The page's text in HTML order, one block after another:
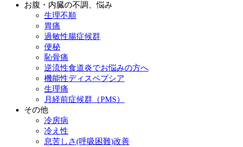
お腹・内臓の不調、悩み
生理不順
胃痛
過敏性腸症候群
便秘
恥骨痛
逆流性食道炎でお悩みの方へ
機能性ディスペプシア
生理痛
月経前症候群（PMS）
その他
冷房病
冷え性
息苦しさ(呼吸困難)改善